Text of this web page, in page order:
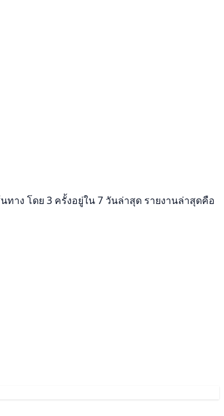
ทาง โดย 3 ครั้งอยู่ใน 7 วันล่าสุด รายงานล่าสุดคือ